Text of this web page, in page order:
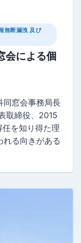
無断漏洩 及び
会による個
同窓会事務局長
取締役、2015
を知り得た理
れる向きがある